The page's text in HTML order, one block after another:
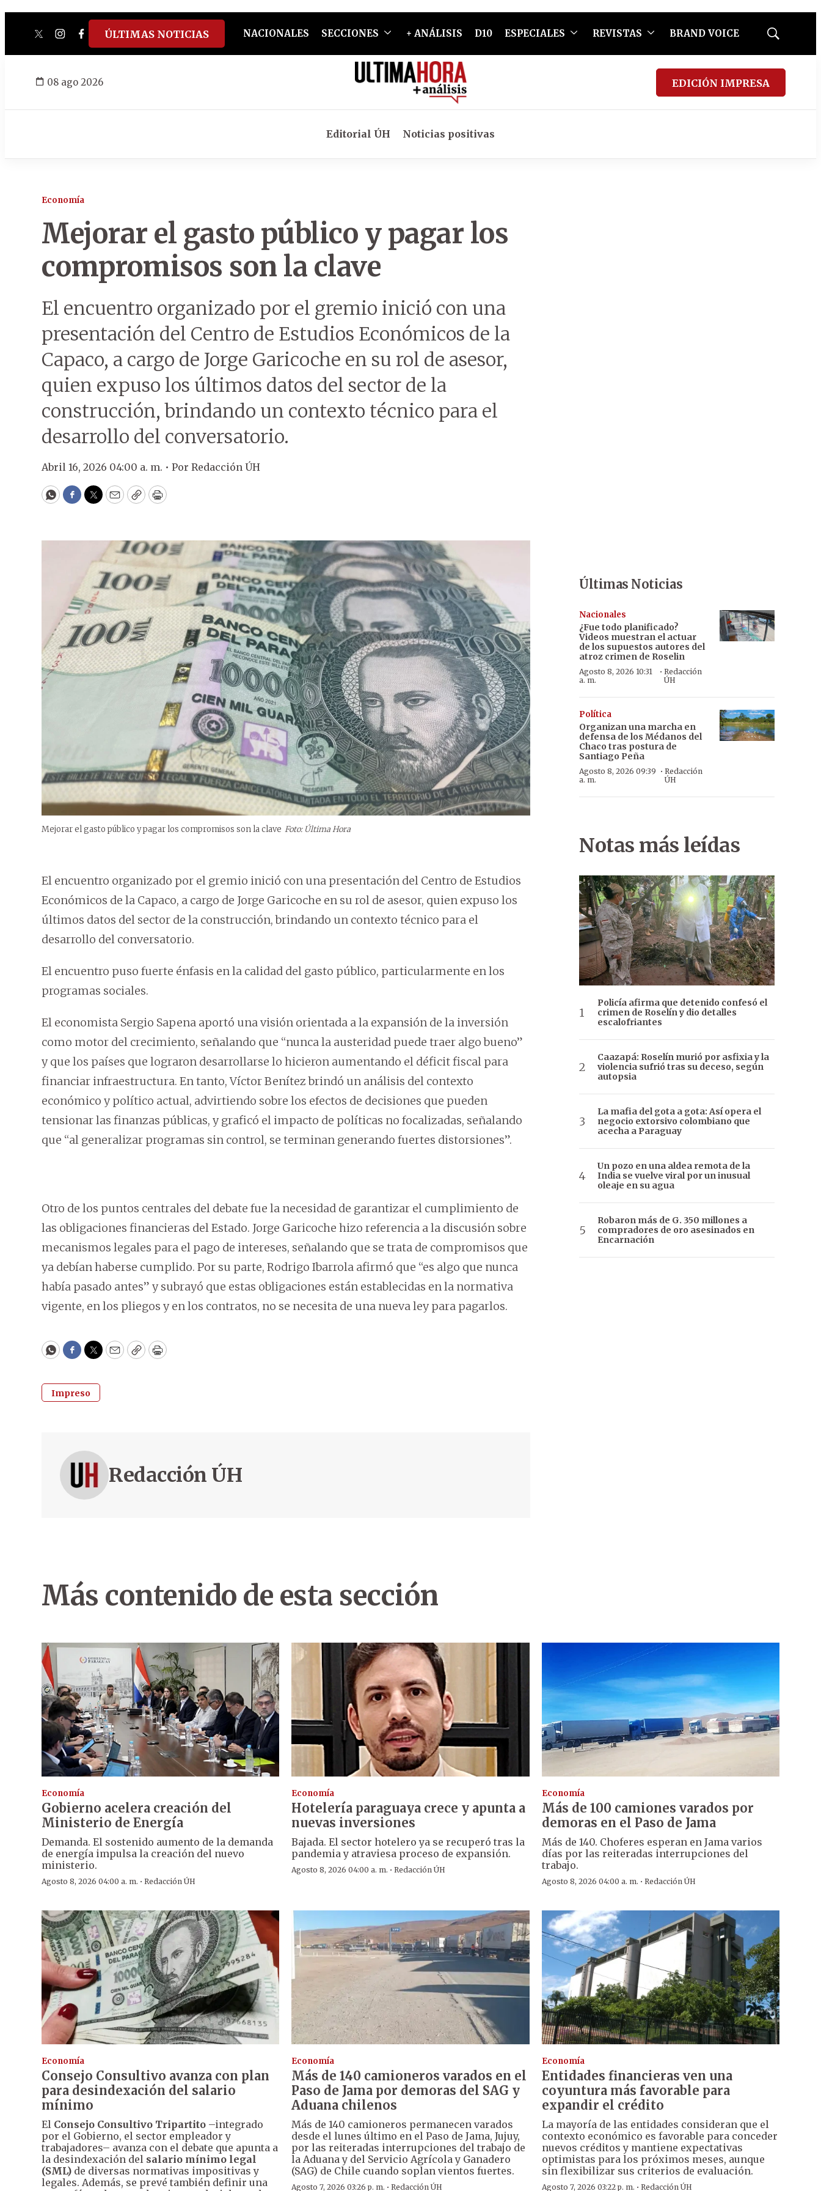
twitterinstagram
facebook
tiktokyoutube
spotify
ÚLTIMAS NOTICIAS NACIONALES SECCIONES + ANÁLISIS D10 ESPECIALES REVISTAS BRAND VOICE
Mostrar
08 ago 2026 EDICIÓN IMPRESA
Editorial ÚH Noticias positivas
Economía
Mejorar el gasto público y pagar los
compromisos son la clave
El encuentro organizado por el gremio inició con una
presentación del Centro de Estudios Económicos de la
Capaco, a cargo de Jorge Garicoche en su rol de asesor,
quien expuso los últimos datos del sector de la
construcción, brindando un contexto técnico para el
desarrollo del conversatorio.
Abril 16, 2026 04:00 a. m. • Por Redacción ÚH
WhatsApp
Facebook
Twitter
EmailCopyPrint
Mejorar el gasto público y pagar los compromisos son la clave Foto: Última Hora
El encuentro organizado por el gremio inició con una presentación del Centro de Estudios
Económicos de la Capaco, a cargo de Jorge Garicoche en su rol de asesor, quien expuso los
últimos datos del sector de la construcción, brindando un contexto técnico para el
desarrollo del conversatorio.
El encuentro puso fuerte énfasis en la calidad del gasto público, particularmente en los
programas sociales.
El economista Sergio Sapena aportó una visión orientada a la expansión de la inversión
como motor del crecimiento, señalando que “nunca la austeridad puede traer algo bueno”
y que los países que lograron desarrollarse lo hicieron aumentando el déficit fiscal para
financiar infraestructura. En tanto, Víctor Benítez brindó un análisis del contexto
económico y político actual, advirtiendo sobre los efectos de decisiones que pueden
tensionar las finanzas públicas, y graficó el impacto de políticas no focalizadas, señalando
que “al generalizar programas sin control, se terminan generando fuertes distorsiones”.
Otro de los puntos centrales del debate fue la necesidad de garantizar el cumplimiento de
las obligaciones financieras del Estado. Jorge Garicoche hizo referencia a la discusión sobre
mecanismos legales para el pago de intereses, señalando que se trata de compromisos que
ya debían haberse cumplido. Por su parte, Rodrigo Ibarrola afirmó que “es algo que nunca
había pasado antes” y subrayó que estas obligaciones están establecidas en la normativa
vigente, en los pliegos y en los contratos, no se necesita de una nueva ley para pagarlos.
WhatsApp
Facebook
Twitter
EmailCopyPrint
Impreso
Redacción ÚH
Últimas Noticias
Nacionales
¿Fue todo planificado?
Videos muestran el actuar
de los supuestos autores del
atroz crimen de Roselin
Agosto 8, 2026 10:31
a. m.
· Redacción
ÚH
Política
Organizan una marcha en
defensa de los Médanos del
Chaco tras postura de
Santiago Peña
Agosto 8, 2026 09:39
a. m.
·Redacción
ÚH
Notas más leídas
Policía afirma que detenido confesó el
crimen de Roselín y dio detalles
escalofriantes
Caazapá: Roselín murió por asfixia y la
violencia sufrió tras su deceso, según
autopsia
La mafia del gota a gota: Así opera el
negocio extorsivo colombiano que
acecha a Paraguay
Un pozo en una aldea remota de la
India se vuelve viral por un inusual
oleaje en su agua
Robaron más de G. 350 millones a
compradores de oro asesinados en
Encarnación
Más contenido de esta sección
Economía
Gobierno acelera creación del
Ministerio de Energía
Demanda. El sostenido aumento de la demanda
de energía impulsa la creación del nuevo
ministerio.
Agosto 8, 2026 04:00 a. m. · Redacción ÚH
Economía
Hotelería paraguaya crece y apunta a
nuevas inversiones
Bajada. El sector hotelero ya se recuperó tras la
pandemia y atraviesa proceso de expansión.
Agosto 8, 2026 04:00 a. m. ·Redacción ÚH
Economía
Más de 100 camiones varados por
demoras en el Paso de Jama
Más de 140. Choferes esperan en Jama varios
días por las reiteradas interrupciones del
trabajo.
Agosto 8, 2026 04:00 a. m. · Redacción ÚH
Economía
Consejo Consultivo avanza con plan
para desindexación del salario
mínimo
El Consejo Consultivo Tripartito –integrado
por el Gobierno, el sector empleador y
trabajadores– avanza con el debate que apunta a
la desindexación del salario mínimo legal
(SML) de diversas normativas impositivas y
legales. Además, se prevé también definir una
Economía
Más de 140 camioneros varados en el
Paso de Jama por demoras del SAG y
Aduana chilenos
Más de 140 camioneros permanecen varados
desde el lunes último en el Paso de Jama, Jujuy,
por las reiteradas interrupciones del trabajo de
la Aduana y del Servicio Agrícola y Ganadero
(SAG) de Chile cuando soplan vientos fuertes.
Agosto 7, 2026 03:26 p. m. ·Redacción ÚH
Economía
Entidades financieras ven una
coyuntura más favorable para
expandir el crédito
La mayoría de las entidades consideran que el
contexto económico es favorable para conceder
nuevos créditos y mantiene expectativas
optimistas para los próximos meses, aunque
sin flexibilizar sus criterios de evaluación.
Agosto 7, 2026 03:22 p. m. · Redacción ÚH